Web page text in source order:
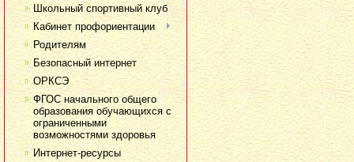
Школьный спортивный клуб
Кабинет профориентации
Родителям
Безопасный интернет
ОРКСЭ
ФГОС начального общего
образования обучающихся с
ограниченными
возможностями здоровья
Интернет-ресурсы